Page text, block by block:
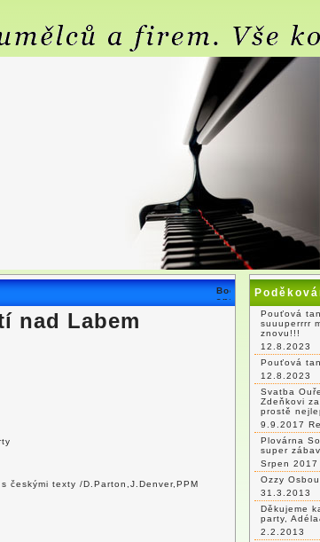
nad Labem
českými texty /D.Parton,J.Denver,PPM
Pouťová
suuuperrrr
znovu!!!
12.8.2023
Pouťová
12.8.2023
Svatba
Zdeňkovi
prostě
9.9.2017
Plovárna
super
Srpen 2017
Ozzy
31.3.2013
Děkujeme
party,
2.2.2013